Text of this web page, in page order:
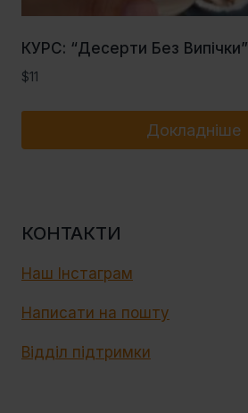
КУРС: “Десерти Без Випічки”
$11
Докладніше
КОНТАКТИ
Наш Інстаграм
Написати на пошту
Відділ підтримки